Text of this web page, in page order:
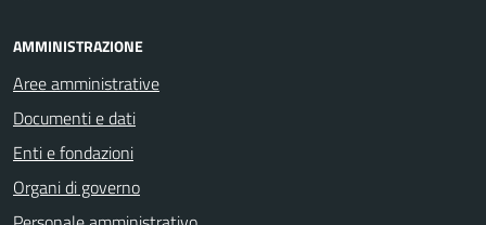
AMMINISTRAZIONE
Aree amministrative
Documenti e dati
Enti e fondazioni
Organi di governo